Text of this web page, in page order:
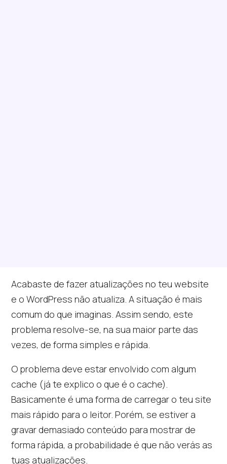
Acabaste de fazer atualizações no teu website
e o WordPress não atualiza. A situação é mais
comum do que imaginas. Assim sendo, este
problema resolve-se, na sua maior parte das
vezes, de forma simples e rápida.
O problema deve estar envolvido com algum
cache (já te explico o que é o cache).
Basicamente é uma forma de carregar o teu site
mais rápido para o leitor. Porém, se estiver a
gravar demasiado conteúdo para mostrar de
forma rápida, a probabilidade é que não verás as
tuas atualizações.